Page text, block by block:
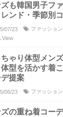
ズも韓国男子フ
ンド・季節別
07/23 ファッショ
View
ゃり体型メン
型を活かす着
デ提案
06/23 ファッショ
ズの重ね着コー